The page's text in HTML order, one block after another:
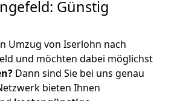
Günstig
Umzug von Iserlohn nach
und möchten dabei möglichst
Dann sind Sie bei uns genau
bieten Ihnen